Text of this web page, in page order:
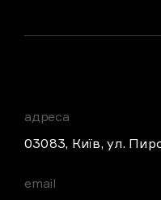
адреса
03083, Київ, ул.
email